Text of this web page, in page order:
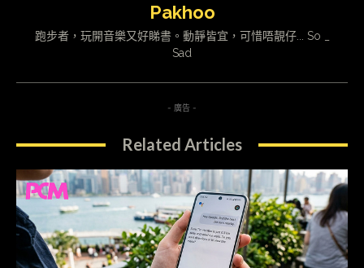
Pakhoo
跑步者，玩開音樂又好睇書。動靜皆宜，可惜唔靚仔... So _
Sad
- 廣告 -
Related Articles